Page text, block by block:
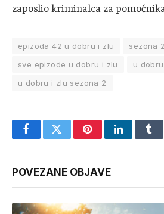
zaposlio kriminalca za
epizoda 42 u dobru i zlu
sezona 2
sve epizode u dobru i zlu
u
u dobru i zlu sezona 2
FacebookTwitterPinterestLinkedIn
POVEZANE OBJAVE